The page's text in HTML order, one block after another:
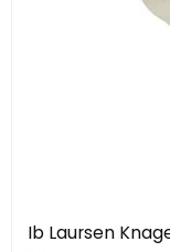
Ib Laursen